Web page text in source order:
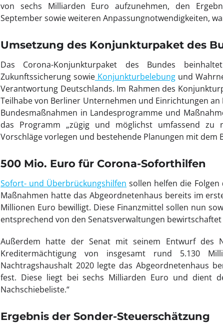
von sechs Milliarden Euro aufzunehmen, den
September sowie weiteren Anpassungnotwendigkeiten,
Umsetzung des Konjunkturpaket des
Das Corona-Konjunkturpaket des Bundes
Zukunftssicherung sowieKonjunkturbelebungund
Verantwortung Deutschlands. Im Rahmen des
Teilhabe von Berliner Unternehmen und Einrichtungen
Bundesmaßnahmen in Landesprogramme und
das Programm „zügig und möglichst umfassend zu
Vorschläge vorlegen und bestehende Planungen mit
500 Mio. Euro für Corona-Soforthilfen
Sofort- und Überbrückungshilfen sollen helfen die
Maßnahmen hatte das Abgeordnetenhaus bereits im
Millionen Euro bewilligt. Diese Finanzmittel sollen nun
entsprechend von den Senatsverwaltungen
Außerdem hatte der Senat mit seinem Entwurf des
Kreditermächtigung von insgesamt rund 5.130
Nachtragshaushalt 2020 legte das Abgeordnetenhaus
fest. Diese liegt bei sechs Milliarden Euro und dient
Nachschiebeliste.“
Ergebnis der Sonder-Steuerschätzung